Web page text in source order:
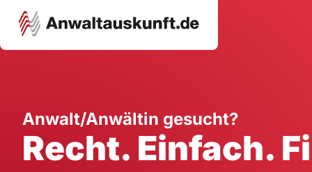
Ausbildung
Handwerk
Dienstleistung
Anwalt/Anwältin gesucht?
Recht. Einfach.